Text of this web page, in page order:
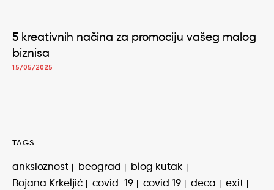
5 kreativnih načina za promociju vašeg malog
biznisa
15/05/2025
TAGS
anksioznost beograd
blog kutak
Bojana Krkeljić
covid-19 covid 19 deca
exit